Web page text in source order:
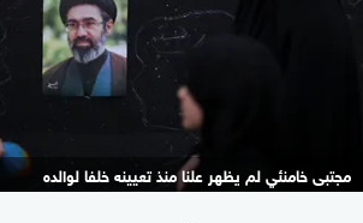
مجتبى خامنئي لم يظهر علنا منذ تعيينه خلفا لوالده